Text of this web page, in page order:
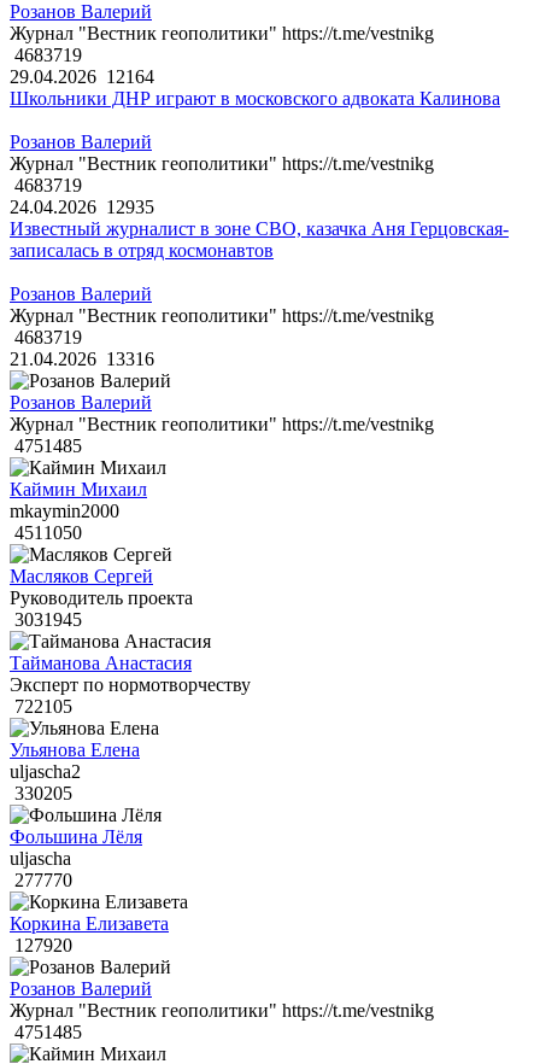
Розанов Валерий
Журнал "Вестник геополитики" https://t.me/vestnikg
4683719
29.04.2026 12164
Школьники ДНР играют в московского адвоката Калинова
Розанов Валерий
Журнал "Вестник геополитики" https://t.me/vestnikg
4683719
24.04.2026 12935
Известный журналист в зоне СВО, казачка Аня Герцовская-
записалась в отряд космонавтов
Розанов Валерий
Журнал "Вестник геополитики" https://t.me/vestnikg
4683719
21.04.2026 13316
Розанов Валерий
Журнал "Вестник геополитики" https://t.me/vestnikg
4751485
Каймин Михаил
mkaymin2000
4511050
Масляков Сергей
Руководитель проекта
3031945
Тайманова Анастасия
Эксперт по нормотворчеству
722105
Ульянова Елена
uljascha2
330205
Фольшина Лёля
uljascha
277770
Коркина Елизавета
127920
Розанов Валерий
Журнал "Вестник геополитики" https://t.me/vestnikg
4751485